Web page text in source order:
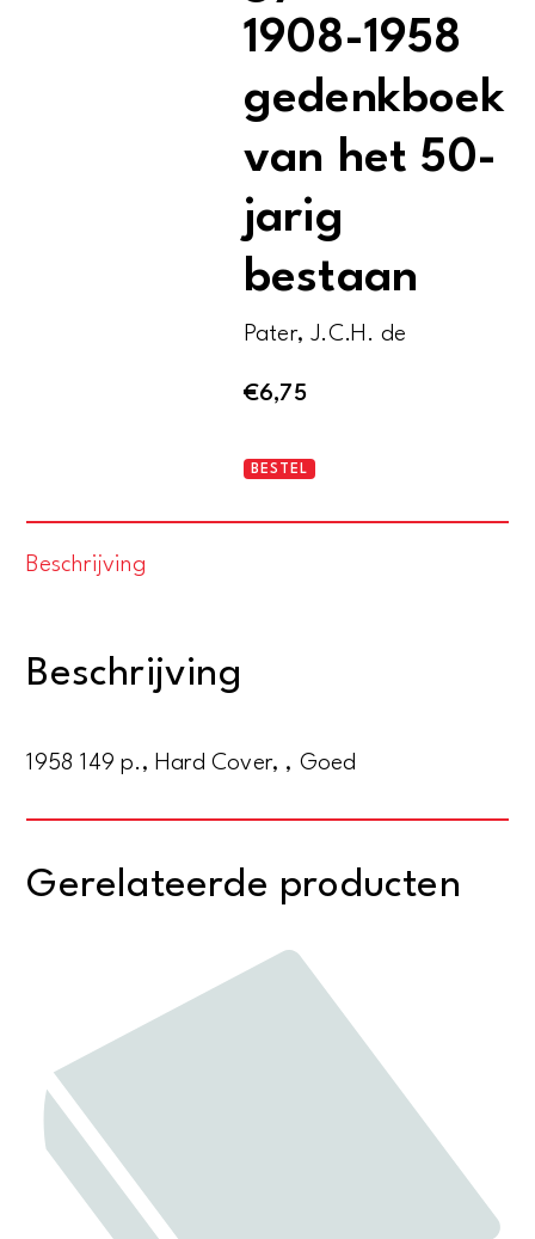
1908-1958
gedenkboek
van het 50-
jarig
bestaan
Pater, J.C.H. de
€6,75
Het
het
bestaan
BESTEL
Beschrijving
Beschrijving
1958 149 p., Hard Cover, , Goed
Gerelateerde producten